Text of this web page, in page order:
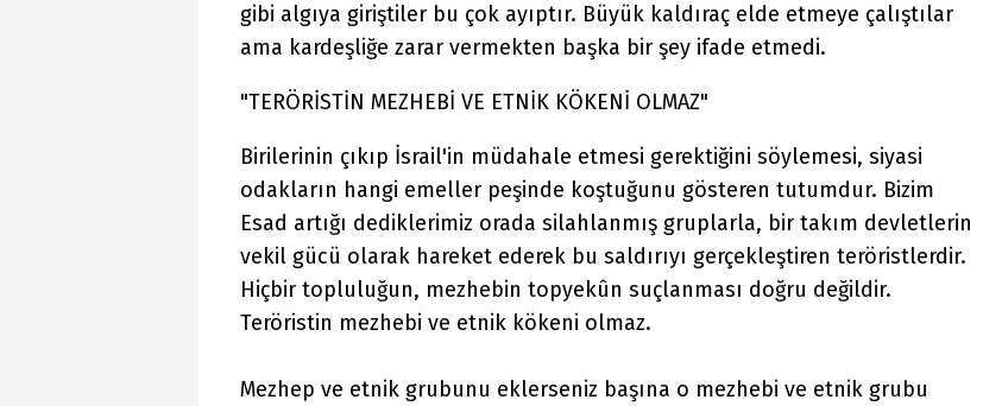
gibi algıya giriştiler bu çok ayıptır. Büyük kaldıraç elde etmeye çalıştılar
ama kardeşliğe zarar vermekten başka bir şey ifade etmedi.
"TERÖRİSTİN MEZHEBİ VE ETNİK KÖKENİ OLMAZ"
Birilerinin çıkıp İsrail'in müdahale etmesi gerektiğini söylemesi, siyasi
odakların hangi emeller peşinde koştuğunu gösteren tutumdur. Bizim
Esad artığı dediklerimiz orada silahlanmış gruplarla, bir takım devletlerin
vekil gücü olarak hareket ederek bu saldırıyı gerçekleştiren teröristlerdir.
Hiçbir topluluğun, mezhebin topyekûn suçlanması doğru değildir.
Teröristin mezhebi ve etnik kökeni olmaz.
Mezhep ve etnik grubunu eklerseniz başına o mezhebi ve etnik grubu